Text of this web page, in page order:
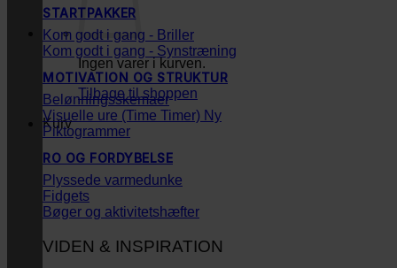
Ingen varer i kurven.
Tilbage til shoppen
Kurv
STARTPAKKER
Kom godt i gang - Briller
Kom godt i gang - Synstræning
MOTIVATION OG STRUKTUR
Belønningsskemaer
Visuelle ure (Time Timer)
Piktogrammer
RO OG FORDYBELSE
Plyssede varmedunke
Fidgets
Bøger og aktivitetshæfter
VIDEN & INSPIRATION